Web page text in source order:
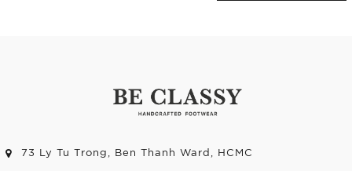
73 Ly Tu Trong, Ben Thanh Ward, HCMC